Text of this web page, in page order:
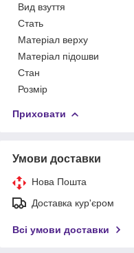
Вид взуття
Стать
Матеріал верху
Матеріал підошви
Стан
Розмір
Приховати
Умови доставки
Нова Пошта
Доставка кур'єром
Всі умови доставки